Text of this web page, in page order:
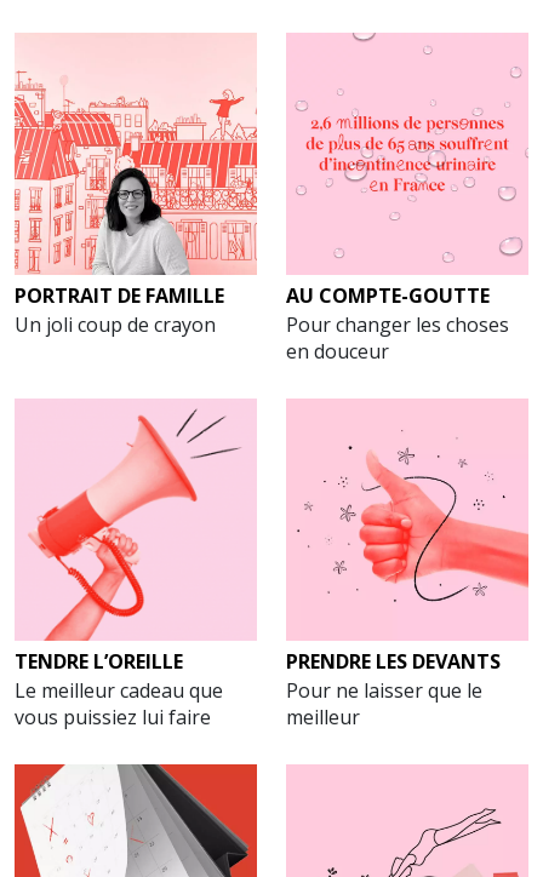
PORTRAIT DE FAMILLE
Un joli coup de crayon
AU COMPTE-GOUTTE
Pour changer les choses
en douceur
TENDRE L’OREILLE
Le meilleur cadeau que
vous puissiez lui faire
PRENDRE LES DEVANTS
Pour ne laisser que le
meilleur